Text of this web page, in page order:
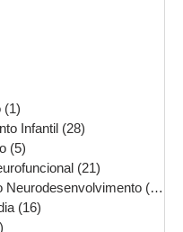
(1)
Infantil (28)
(5)
(21)
Neurodesenvolvimento (16)
(16)